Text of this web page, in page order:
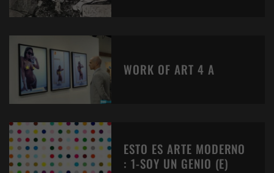
WORK OF ART 4 A
ESTO ES ARTE MODERNO
: 1-SOY UN GENIO (E)